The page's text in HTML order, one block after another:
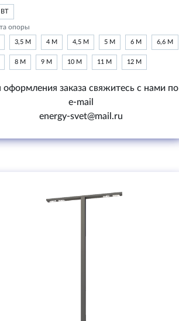
ВТ
опоры
3,5 М 4 М 4,5 М 5 М 6 М 6,6 М
8 М 9 М 10 М 11 М 12 М
заказа свяжитесь с нами по
e-mail
energy-svet@mail.ru